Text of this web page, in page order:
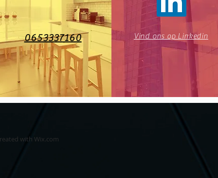
0653337160 Vind ons op Linkedin
with Wix.com